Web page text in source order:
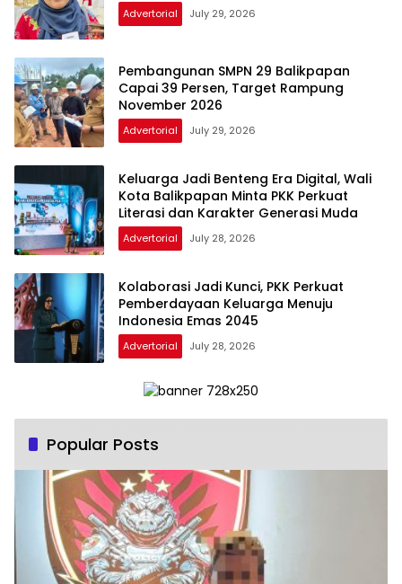
Advertorial July 29, 2026
Pembangunan SMPN 29 Balikpapan
Capai 39 Persen, Target Rampung
November 2026
Advertorial July 29, 2026
Keluarga Jadi Benteng Era Digital, Wali
Kota Balikpapan Minta PKK Perkuat
Literasi dan Karakter Generasi Muda
Advertorial July 28, 2026
Kolaborasi Jadi Kunci, PKK Perkuat
Pemberdayaan Keluarga Menuju
Indonesia Emas 2045
Advertorial July 28, 2026
Popular Posts